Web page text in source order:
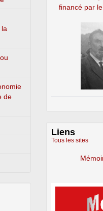
de
financé par
Liens
Tous les sites